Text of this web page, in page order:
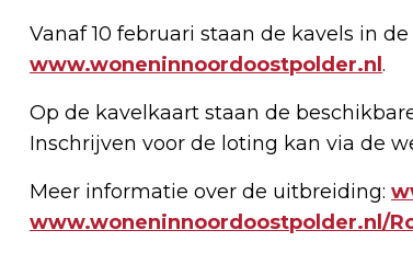
Vanaf 10 februari staan de kavels in
www.woneninnoordoostpolder.nl.
Op de kavelkaart staan de
Inschrijven voor de loting kan via de
Meer informatie over de uitbreiding:
www.woneninnoordoostpolder.nl/